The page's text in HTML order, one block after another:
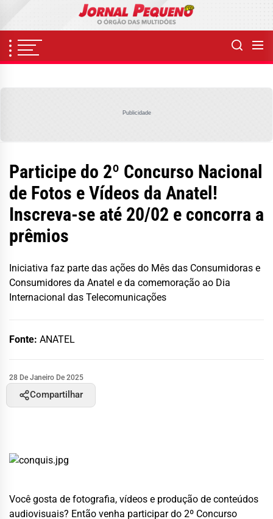
content
Publicidade
Participe do 2º Concurso Nacional
de Fotos e Vídeos da Anatel!
Inscreva-se até 20/02 e concorra a
prêmios
Iniciativa faz parte das ações do Mês das Consumidoras e
Consumidores da Anatel e da comemoração ao Dia
Internacional das Telecomunicações
Fonte: ANATEL
28 De Janeiro De 2025
Compartilhar
Você gosta de fotografia, vídeos e produção de conteúdos
audiovisuais? Então venha participar do 2º Concurso